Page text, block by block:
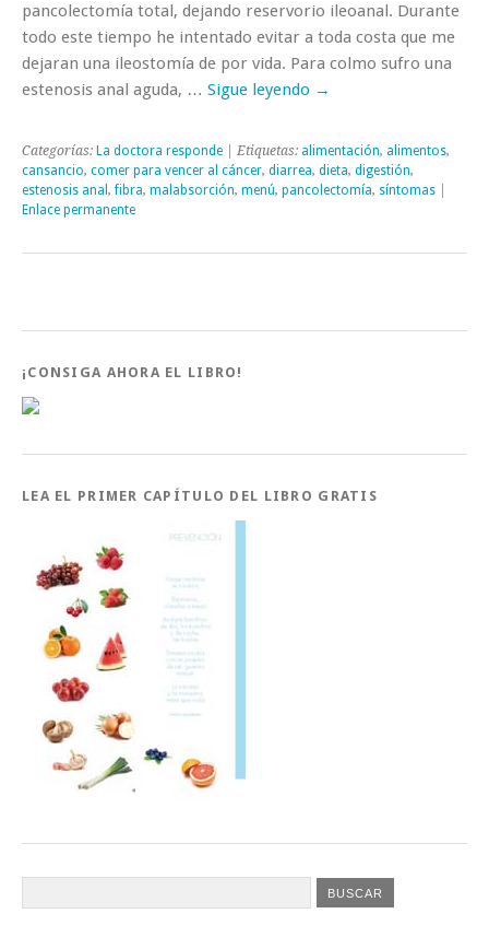
pancolectomía total, dejando reservorio ileoanal. Durante
todo este tiempo he intentado evitar a toda costa que me
dejaran una ileostomía de por vida. Para colmo sufro una
estenosis anal aguda, … Sigue leyendo →
Categorías: La doctora responde | Etiquetas: alimentación, alimentos,
cansancio, comer para vencer al cáncer, diarrea, dieta, digestión,
estenosis anal ,fibra, malabsorción, menú, pancolectomía, síntomas
Enlace permanente
¡CONSIGA AHORA EL LIBRO!
LEA EL PRIMER CAPÍTULO DEL LIBRO GRATIS